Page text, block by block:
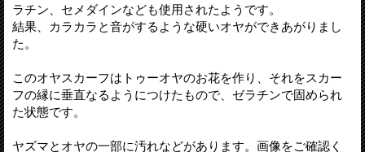
ラチン、セメダインなども使用されたようです。
結果、カラカラと音がするような硬いオヤができあがりまし
た。
このオヤスカーフはトゥーオヤのお花を作り、それをスカー
フの縁に垂直なるようにつけたもので、ゼラチンで固められ
た状態です。
ヤズマとオヤの一部に汚れなどがあります。画像をご確認く